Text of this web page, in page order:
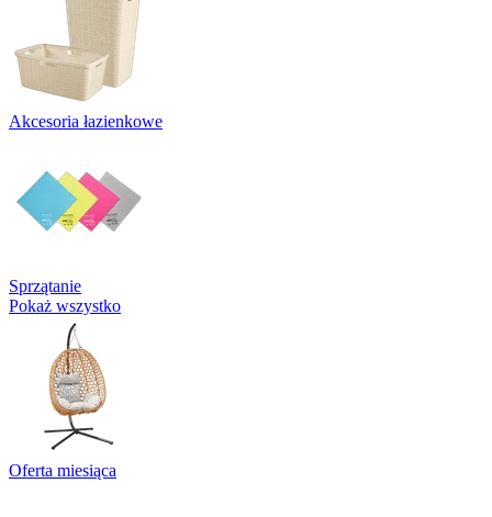
Akcesoria łazienkowe
Sprzątanie
Pokaż wszystko
Oferta miesiąca